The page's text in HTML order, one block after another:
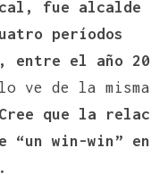
fue alcalde
períodos
entre el año
ve de la
Cree que la
“un win-win”